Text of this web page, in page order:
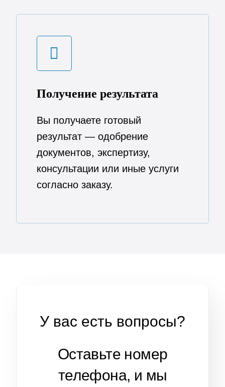
Получение результата
Вы получаете готовый
результат — одобрение
документов, экспертизу,
консультации или иные услуги
согласно заказу.
У вас есть вопросы?
Оставьте номер
телефона, и мы